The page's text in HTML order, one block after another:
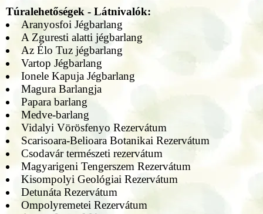
Túralehetőségek - Látnivalók:
Aranyosfoi Jégbarlang
A Zguresti alatti jégbarlang
Az Élo Tuz jégbarlang
Vartop Jégbarlang
Ionele Kapuja Jégbarlang
Magura Barlangja
Papara barlang
Medve-barlang
Vidalyi Vörösfenyo Rezervátum
Scarisoara-Belioara Botanikai Rezervátum
Csodavár természeti rezervátum
Magyarigeni Tengerszem Rezervátum
Kisompolyi Geológiai Rezervátum
Detunáta Rezervátum
Ompolyremetei Rezervátum